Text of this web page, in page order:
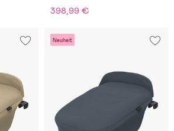
398,99 €
Neuheit